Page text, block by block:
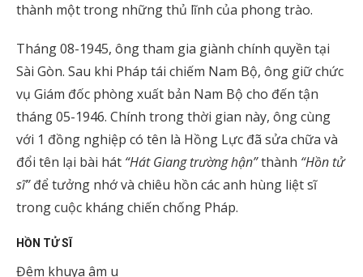
thành một trong những thủ lĩnh của phong trào.
Tháng 08-1945, ông tham gia giành chính quyền tại
Sài Gòn. Sau khi Pháp tái chiếm Nam Bộ, ông giữ chức
vụ Giám đốc phòng xuất bản Nam Bộ cho đến tận
tháng 05-1946. Chính trong thời gian này, ông cùng
với 1 đồng nghiệp có tên là Hồng Lực đã sửa chữa và
đổi tên lại bài hát “Hát Giang trường hận”thành “Hồn tử
sĩ”để tưởng nhớ và chiêu hồn các anh hùng liệt sĩ
trong cuộc kháng chiến chống Pháp.
HỒN TỬ SĨ
Đêm khuya âm u